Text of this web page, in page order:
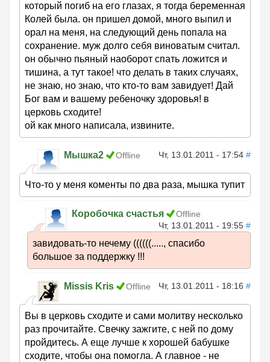
который погиб на его глазах, я тогда беременная
Колей была. он пришел домой, много выпил и
орал на меня, на следующий день попала на
сохранение. муж долго себя виноватым считал.
он обычно пьяный наоборот спать ложится и
тишина, а тут такое! что делать в таких случаях,
не знаю, но знаю, что кто-то вам завидует! Дай
Бог вам и вашему ребеночку здоровья! в
церковь сходите!
ой как много написала, извините.
Мышка2 Offline Чт, 13.01.2011 - 17:54 #
Что-то у меня коменты по два раза, мышка тупит
Коробочка счастья
Offline
Чт, 13.01.2011 - 19:55 #
завидовать-то нечему ((((((....., спасибо
большое за поддержку !!!
Missis Kris Offline Чт, 13.01.2011 - 18:16 #
Вы в церковь сходите и сами молитву несколько
раз прочитайте. Свечку зажгите, с ней по дому
пройдитесь. А еще лучше к хорошей бабушке
сходите, чтобы она помогла. А главное - не